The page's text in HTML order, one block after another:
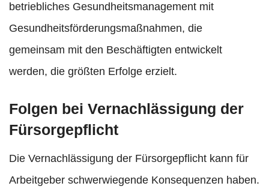
betriebliches Gesundheitsmanagement mit
Gesundheitsförderungsmaßnahmen, die
gemeinsam mit den Beschäftigten entwickelt
werden, die größten Erfolge erzielt.
Folgen bei Vernachlässigung der
Fürsorgepflicht
Die Vernachlässigung der Fürsorgepflicht kann für
Arbeitgeber schwerwiegende Konsequenzen haben.